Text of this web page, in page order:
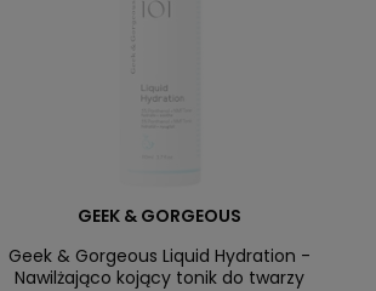
GEEK & GORGEOUS
Geek & Gorgeous Liquid Hydration -
Nawilżająco kojący tonik do twarzy